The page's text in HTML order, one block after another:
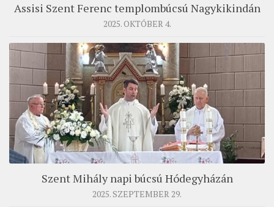
Assisi Szent Ferenc templombúcsú Nagykikindán
2025. OKTÓBER 4.
Szent Mihály napi búcsú Hódegyházán
2025. SZEPTEMBER 29.